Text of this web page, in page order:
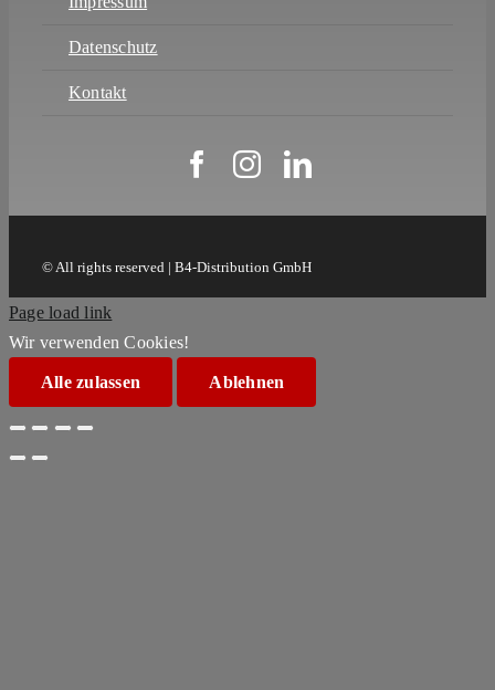
Datenschutz
Kontakt
© All rights reserved | B4-Distribution GmbH
Page load link
Wir verwenden Cookies!
Alle zulassen Ablehnen